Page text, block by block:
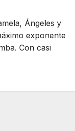
Ángeles y
exponente
Con casi